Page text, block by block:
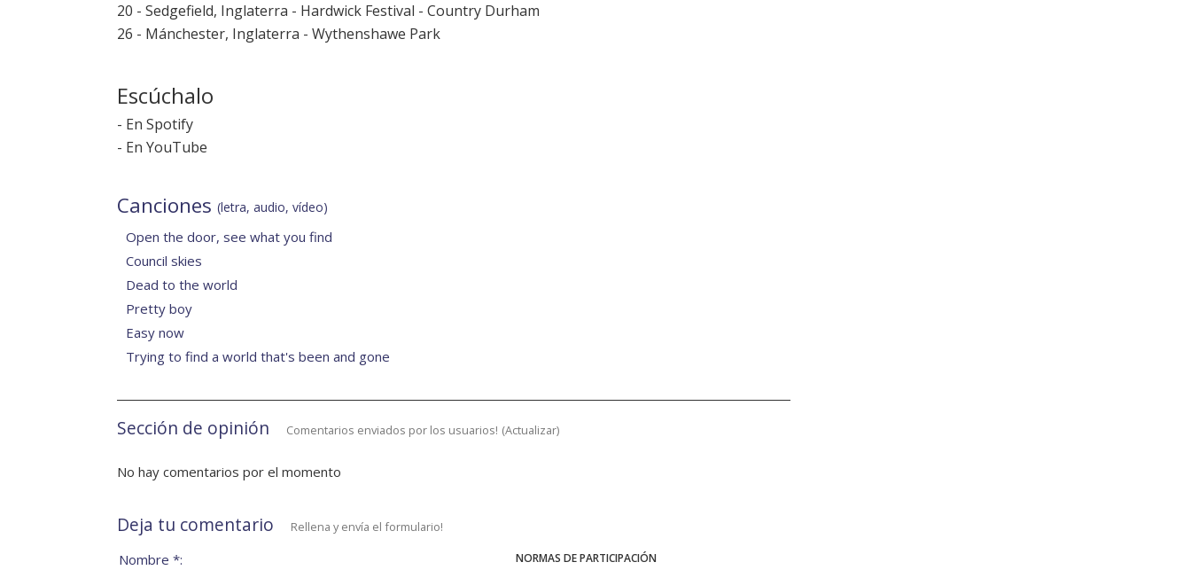
20 - Sedgefield, Inglaterra - Hardwick Festival - Country Durham
26 - Mánchester, Inglaterra - Wythenshawe Park
Escúchalo
- En Spotify
- En YouTube
Canciones (letra, audio, vídeo)
Open the door, see what you find
Council skies
Dead to the world
Pretty boy
Easy now
Trying to find a world that's been and gone
Sección de opinión Comentarios enviados por los usuarios! (Actualizar)
No hay comentarios por el momento
Deja tu comentario Rellena y envía el formulario!
NORMAS DE PARTICIPACIÓN
Nombre *: